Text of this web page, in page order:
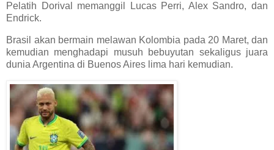
Pelatih Dorival memanggil Lucas Perri, Alex Sandro, dan
Endrick.
Brasil akan bermain melawan Kolombia pada 20 Maret, dan
kemudian menghadapi musuh bebuyutan sekaligus juara
dunia Argentina di Buenos Aires lima hari kemudian.